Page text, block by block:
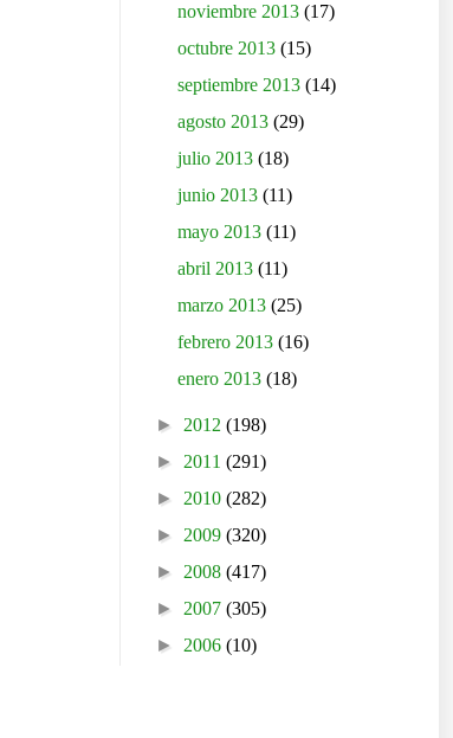
noviembre 2013(17)
octubre 2013(15)
septiembre 2013(14)
agosto 2013(29)
julio 2013(18)
junio 2013(11)
mayo 2013(11)
abril 2013(11)
marzo 2013(25)
febrero 2013(16)
enero 2013(18)
► 2012 (198)
► 2011 (291)
► 2010 (282)
► 2009 (320)
► 2008 (417)
► 2007 (305)
► 2006 (10)